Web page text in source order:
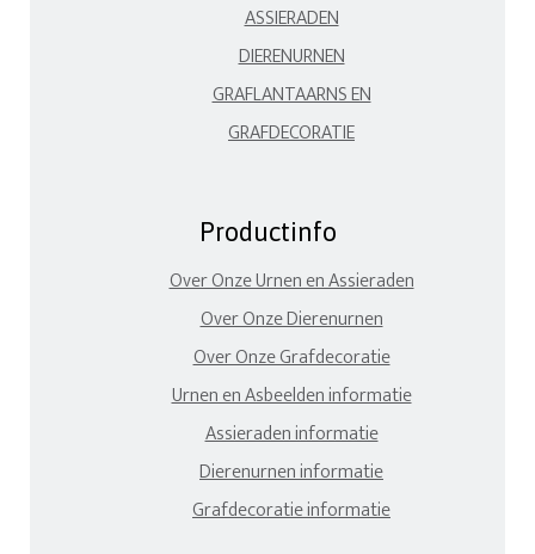
ASSIERADEN
DIERENURNEN
GRAFLANTAARNS EN
GRAFDECORATIE
Productinfo
Over Onze Urnen en Assieraden
Over Onze Dierenurnen
Over Onze Grafdecoratie
Urnen en Asbeelden informatie
Assieraden informatie
Dierenurnen informatie
Grafdecoratie informatie